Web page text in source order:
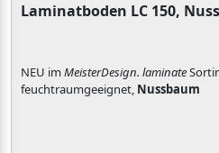
Laminatboden LC 150,
NEU imMeisterDesign. laminate
feuchtraumgeeignet, Nussbaum